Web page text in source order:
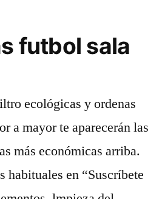
futbol sala
ecológicas y ordenas
a mayor te aparecerán las
más económicas arriba.
habituales en “Suscríbete